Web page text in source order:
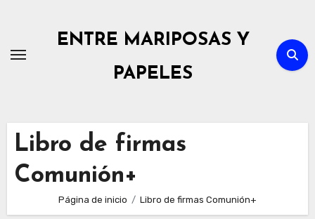
contenido
ENTRE MARIPOSAS Y
PAPELES
Libro de firmas
Comunión+
Página de inicio Libro de firmas Comunión+